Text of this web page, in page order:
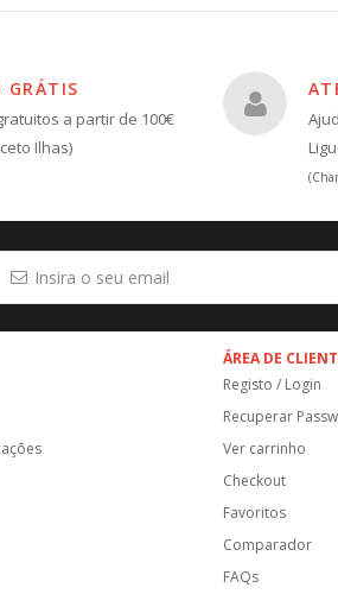
GRÁTIS
a partir de 100€
Ilhas)
ÁREA DE
Registo / Login
Recuperar
Ver carrinho
Checkout
Favoritos
Comparador
FAQs